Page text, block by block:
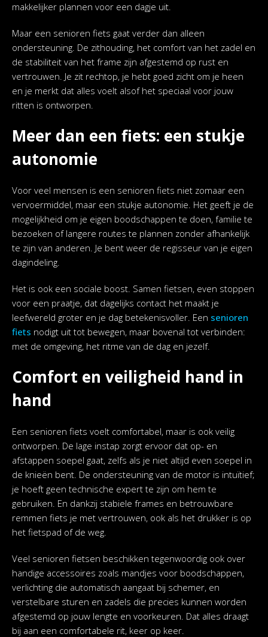
makkelijker plannen voor een dagje uit.
Maar een senioren fiets gaat verder dan alleen
ondersteuning. De zithouding, het comfort van het zadel en
de stabiliteit van het frame zijn afgestemd op rust en
vertrouwen. Je zit rechtop, je hebt goed zicht om je heen
en je merkt dat alles voelt alsof het speciaal voor jouw
ritten is ontworpen.
Meer dan een fiets: een stukje
autonomie
Voor veel mensen is een senioren fiets niet zomaar een
vervoermiddel, maar een stukje autonomie. Het geeft je de
mogelijkheid om je eigen boodschappen te doen, familie te
bezoeken of langere routes te plannen zonder afhankelijk
te zijn van anderen. Je bent weer de regisseur van je eigen
dagindeling.
Het is ook een sociale boost. Samen fietsen, even stoppen
voor een praatje, dat dagelijks contact het maakt je
leefwereld groter en je dag betekenisvoller. Een senioren
fiets nodigt uit tot bewegen, maar bovenal tot verbinden:
met de omgeving, het ritme van de dag en jezelf.
Comfort en veiligheid hand in
hand
Een senioren fiets voelt comfortabel, maar is ook veilig
ontworpen. De lage instap zorgt ervoor dat op- en
afstappen soepel gaat, zelfs als je niet altijd even soepel in
de knieën bent. De ondersteuning van de motor is intuïtief;
je hoeft geen technische expert te zijn om hem te
gebruiken. En dankzij stabiele frames en betrouwbare
remmen fiets je met vertrouwen, ook als het drukker is op
het fietspad of de weg.
Veel senioren fietsen beschikken tegenwoordig ook over
handige accessoires zoals mandjes voor boodschappen,
verlichting die automatisch aangaat bij schemer, en
verstelbare sturen en zadels die precies kunnen worden
afgestemd op jouw lengte en voorkeuren. Dat alles draagt
bij aan een comfortabele rit, keer op keer.